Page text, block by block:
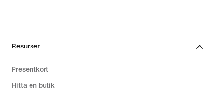
Resurser
Presentkort
Hitta en butik